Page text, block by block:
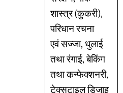
शास्त्र (कुकरी),
परिधान रचना
एवं सज्जा, धुलाई
तथा रंगाई, बेकिंग
तथा कन्फेक्शनरी,
टेक्सटाइल डिजाइ